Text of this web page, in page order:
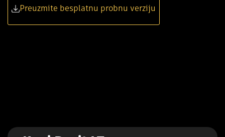
Preuzmite besplatnu probnu verziju